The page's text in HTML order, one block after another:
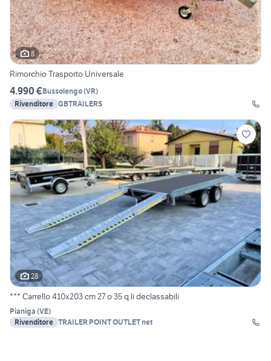
8
Rimorchio Trasporto Universale
4.990 €Bussolengo(VR)
Rivenditore GBTRAILERS
28
*** Carrello 410x203 cm 27 o 35 q.li declassabili
Pianiga (VE)
Rivenditore TRAILER POINT OUTLET net